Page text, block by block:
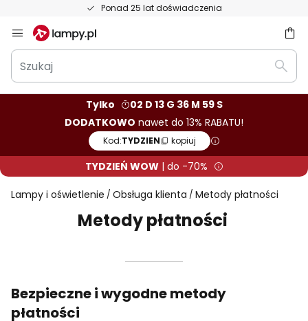
Ponad 25 lat doświadczenia
Przejdź
do
treści
Szukaj
Tylko
02 D 13 G 36 M 59 S
DODATKOWO nawet do 13% RABATU!
Kod:TYDZIEN kopiuj
TYDZIEŃ WOW| do -70%
Lampy i oświetlenie Obsługa klienta Metody płatności
Metody płatności
Bezpieczne i wygodne metody
płatności